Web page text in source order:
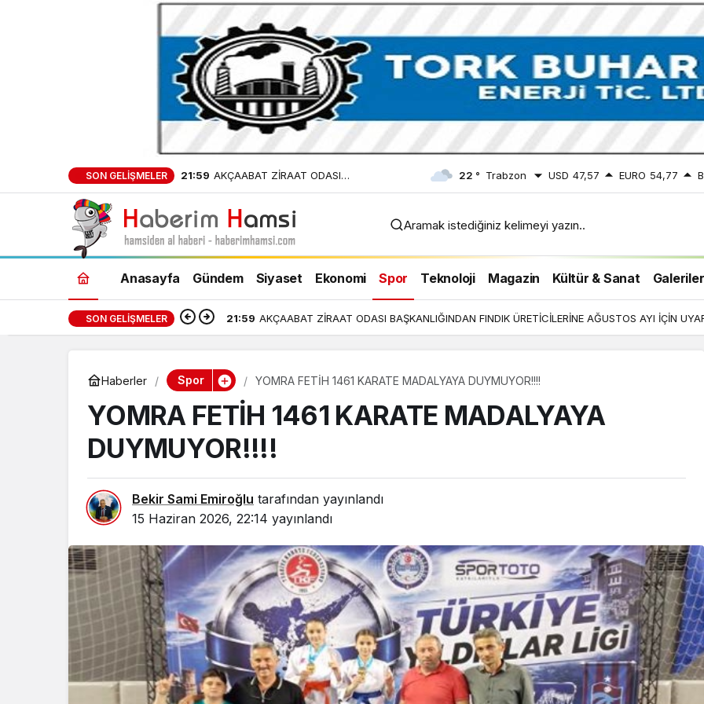
SON GELIŞMELER 21:59 AKÇAABAT ZİRAAT ODASI
BAŞKANLIĞINDAN FINDIK
ÜRETİCİLERİNE AĞUSTOS AYI İÇİN
22 ° Trabzon USD 47,57 EURO 54,77
Aramak istediğiniz kelimeyi yazın..
Anasayfa Gündem Siyaset Ekonomi Spor Teknoloji Magazin Kültür & Sanat Galeriler
SON GELIŞMELER 21:59 AKÇAABAT ZİRAAT ODASI BAŞKANLIĞINDAN FINDIK ÜRETİCİLERİNE AĞUSTOS AYI İÇİN
Haberler Spor YOMRA FETİH 1461 KARATE MADALYAYA DUYMUYOR!!!!
YOMRA FETİH 1461 KARATE MADALYAYA
DUYMUYOR!!!!
Bekir Sami Emiroğlu tarafından yayınlandı
15 Haziran 2026, 22:14 yayınlandı